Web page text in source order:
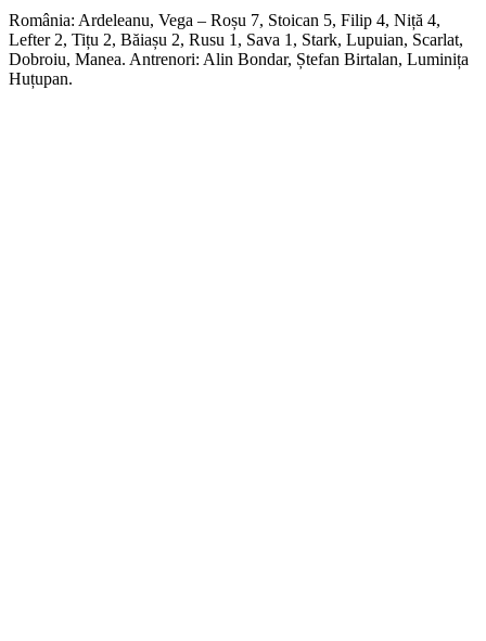
România: Ardeleanu, Vega – Roșu 7, Stoican 5, Filip 4, Niță 4,
Lefter 2, Tițu 2, Băiașu 2, Rusu 1, Sava 1, Stark, Lupuian, Scarlat,
Dobroiu, Manea. Antrenori: Alin Bondar, Ștefan Birtalan, Luminița
Huțupan.